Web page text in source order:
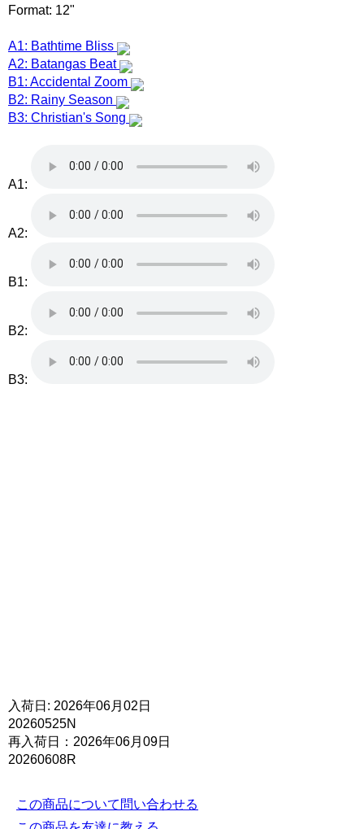
Format: 12"
A1: Bathtime Bliss
A2: Batangas Beat
B1: Accidental Zoom
B2: Rainy Season
B3: Christian's Song
A1:
A2:
B1:
B2:
B3:
入荷日: 2026年06月02日
20260525N
再入荷日：2026年06月09日
20260608R
この商品について問い合わせる